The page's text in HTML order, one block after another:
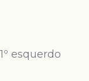
esquerdo